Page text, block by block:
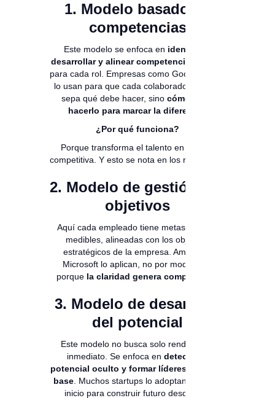
1. Modelo basado en
competencias
Este modelo se enfoca en identificar,
desarrollar y alinear competencias claves
para cada rol. Empresas como Google o IBM
lo usan para que cada colaborador no solo
sepa qué debe hacer, sino cómo debe
hacerlo para marcar la diferencia
¿Por qué funciona?
Porque transforma el talento en ventaja
competitiva. Y esto se nota en los resultados.
2. Modelo de gestión por
objetivos
Aquí cada empleado tiene metas claras y
medibles, alineadas con los objetivos
estratégicos de la empresa. Amazon y
Microsoft lo aplican, no por moda, sino
porque la claridad genera compromiso
3. Modelo de desarrollo
del potencial
Este modelo no busca solo rendimiento
inmediato. Se enfoca en detectar el
potencial oculto y formar líderes desde la
base. Muchos startups lo adoptan desde el
inicio para construir futuro desde hoy.